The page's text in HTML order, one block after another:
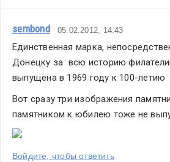
sembond 05.02.2012, 14:43
Единственная марка,
Донецку за  всю историю
выпущена в 1969 году к 100-летию
Вот сразу три изображения
памятником к юбилею тоже не
Войдите, чтобы ответить